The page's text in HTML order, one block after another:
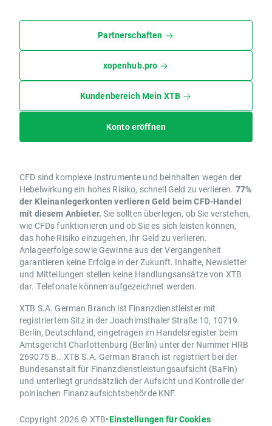
Partnerschaften
xopenhub.pro
Kundenbereich Mein XTB
Konto eröffnen
CFD sind komplexe Instrumente und beinhalten wegen der
Hebelwirkung ein hohes Risiko, schnell Geld zu verlieren. 77%
der Kleinanlegerkonten verlieren Geld beim CFD-Handel
mit diesem Anbieter. Sie sollten überlegen, ob Sie verstehen,
wie CFDs funktionieren und ob Sie es sich leisten können,
das hohe Risiko einzugehen, Ihr Geld zu verlieren.
Anlageerfolge sowie Gewinne aus der Vergangenheit
garantieren keine Erfolge in der Zukunft. Inhalte, Newsletter
und Mitteilungen stellen keine Handlungsansätze von XTB
dar. Telefonate können aufgezeichnet werden.
XTB S.A. German Branch ist Finanzdienstleister mit
registriertem Sitz in der Joachimsthaler Straße 10, 10719
Berlin, Deutschland, eingetragen im Handelsregister beim
Amtsgericht Charlottenburg (Berlin) unter der Nummer HRB
269075 B.. XTB S.A. German Branch ist registriert bei der
Bundesanstalt für Finanzdienstleistungsaufsicht (BaFin)
und unterliegt grundsätzlich der Aufsicht und Kontrolle der
polnischen Finanzaufsichtsbehörde KNF.
Copyright 2026 © XTB•Einstellungen für Cookies